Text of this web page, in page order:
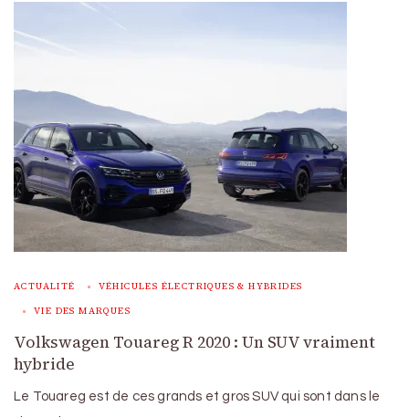
ACTUALITÉ VÉHICULES ÉLECTRIQUES & HYBRIDES
VIE DES MARQUES
Volkswagen Touareg R 2020 : Un SUV vraiment
hybride
Le Touareg est de ces grands et gros SUV qui sont dans le